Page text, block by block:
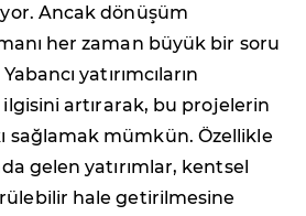
Ancak dönüşüm
her zaman büyük bir soru
yatırımcıların
artırarak, bu projelerin
sağlamak mümkün. Özellikle
gelen yatırımlar, kentsel
hale getirilmesine